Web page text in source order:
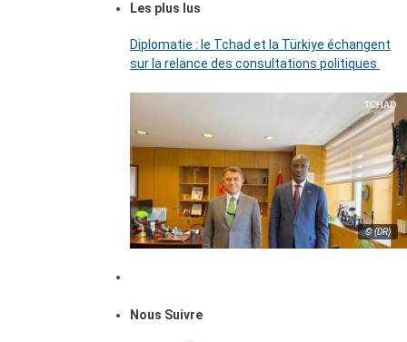
Les plus lus
Diplomatie : le Tchad et la Türkiye échangent
sur la relance des consultations politiques
© (DR)
Nous Suivre